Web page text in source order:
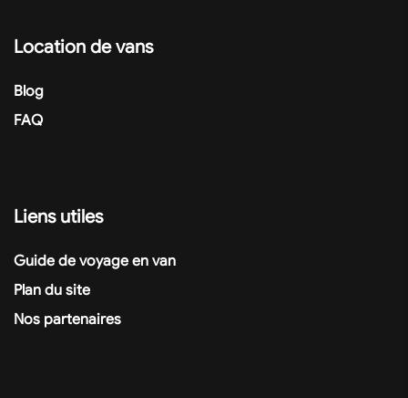
Location de vans
Blog
FAQ
Liens utiles
Guide de voyage en van
Plan du site
Nos partenaires